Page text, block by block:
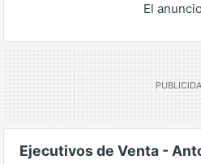
El
Ejecutivos de Venta -